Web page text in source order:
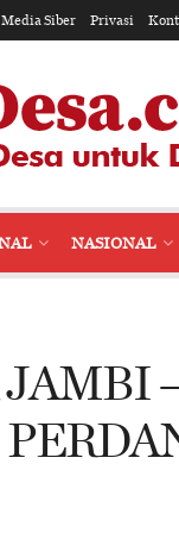
Siber Privasi
NASIONAL